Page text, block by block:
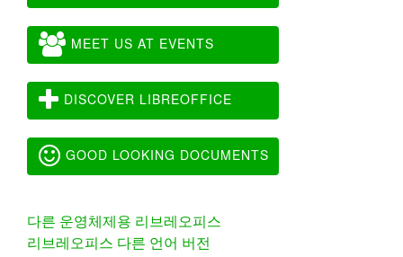
MEET US AT EVENTS
DISCOVER LIBREOFFICE
GOOD LOOKING DOCUMENTS
다른 운영체제용 리브레오피스
리브레오피스 다른 언어 버전